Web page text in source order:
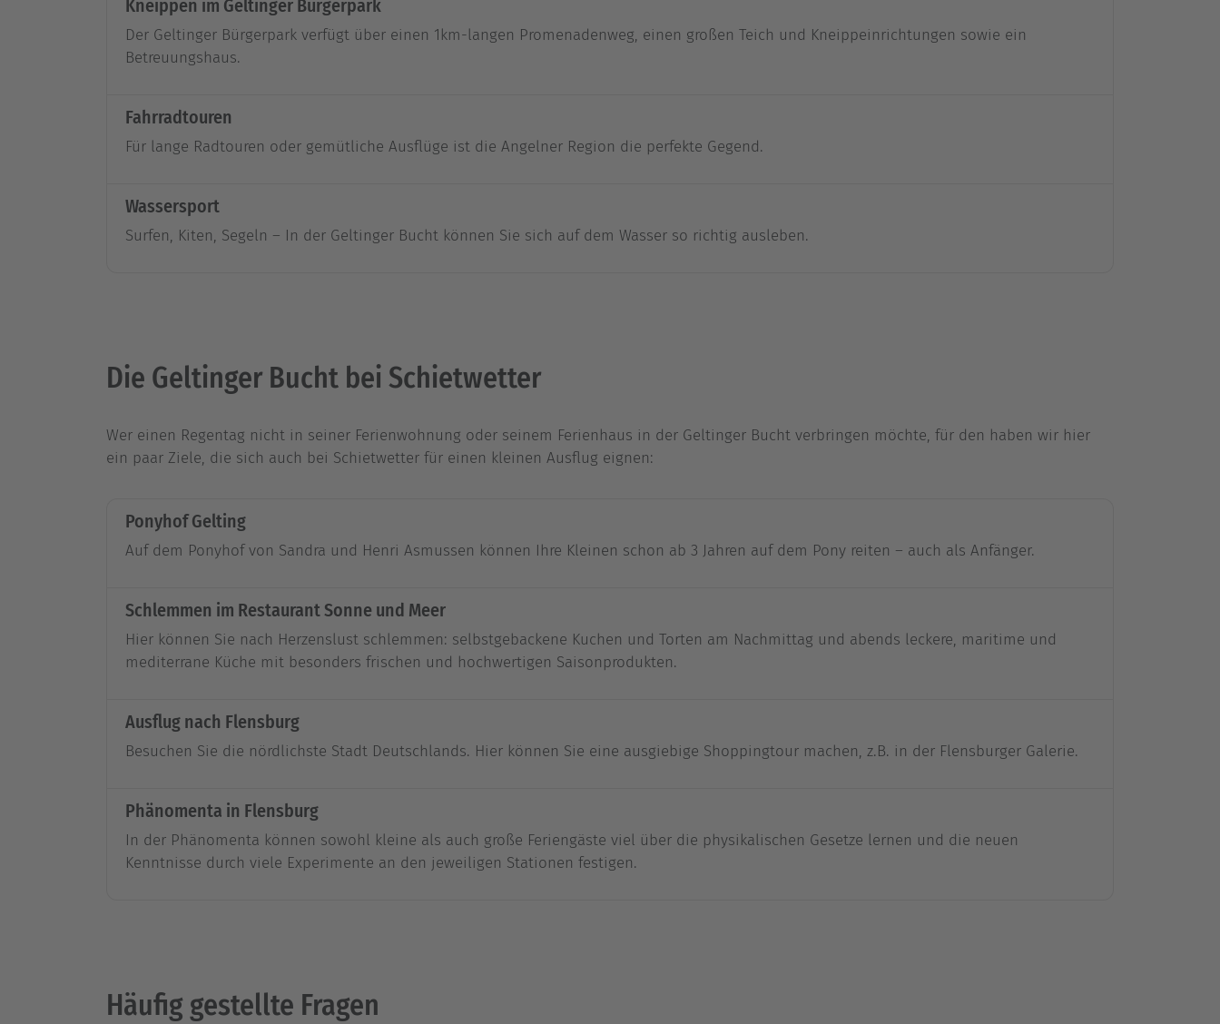
Kneippen im Geltinger Bürgerpark
Der Geltinger Bürgerpark verfügt über einen 1km-langen Promenadenweg, einen großen Teich und Kneippeinrichtungen sowie ein
Betreuungshaus.
Fahrradtouren
Für lange Radtouren oder gemütliche Ausflüge ist die Angelner Region die perfekte Gegend.
Wassersport
Surfen, Kiten, Segeln – In der Geltinger Bucht können Sie sich auf dem Wasser so richtig ausleben.
Die Geltinger Bucht bei Schietwetter
Wer einen Regentag nicht in seiner Ferienwohnung oder seinem Ferienhaus in der Geltinger Bucht verbringen möchte, für den haben wir hier
ein paar Ziele, die sich auch bei Schietwetter für einen kleinen Ausflug eignen:
Ponyhof Gelting
Auf dem Ponyhof von Sandra und Henri Asmussen können Ihre Kleinen schon ab 3 Jahren auf dem Pony reiten – auch als Anfänger.
Schlemmen im Restaurant Sonne und Meer
Hier können Sie nach Herzenslust schlemmen: selbstgebackene Kuchen und Torten am Nachmittag und abends leckere, maritime und
mediterrane Küche mit besonders frischen und hochwertigen Saisonprodukten.
Ausflug nach Flensburg
Besuchen Sie die nördlichste Stadt Deutschlands. Hier können Sie eine ausgiebige Shoppingtour machen, z.B. in der Flensburger Galerie.
Phänomenta in Flensburg
In der Phänomenta können sowohl kleine als auch große Feriengäste viel über die physikalischen Gesetze lernen und die neuen
Kenntnisse durch viele Experimente an den jeweiligen Stationen festigen.
Häufig gestellte Fragen